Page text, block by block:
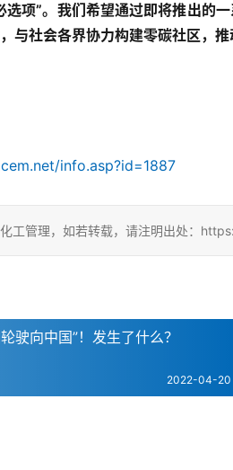
选项”。我们希望通过即将推出的
与社会各界协力构建零碳社区，
info.asp?id=1887
工管理，如若转载，请注明出处：
驶向中国”！发生了什么？
2022-04-20